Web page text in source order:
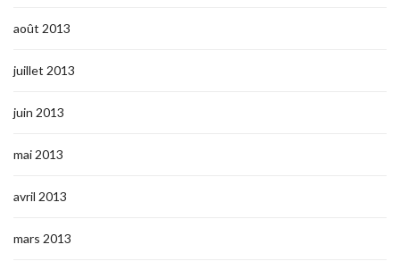
août 2013
juillet 2013
juin 2013
mai 2013
avril 2013
mars 2013